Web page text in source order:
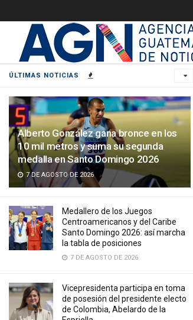
ÚLTIMAS NOTICIAS
Alberto González gana bronce en los
10 mil metros y suma su segunda
medalla en Santo Domingo 2026
7 DE AGOSTO DE 2026
Medallero de los Juegos
Centroamericanos y del Caribe
Santo Domingo 2026: así marcha
la tabla de posiciones
7 DE AGOSTO DE 2026
Vicepresidenta participa en toma
de posesión del presidente electo
de Colombia, Abelardo de la